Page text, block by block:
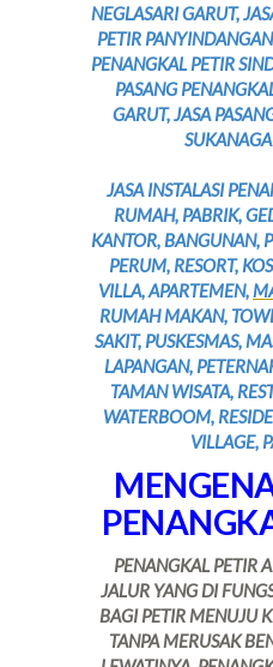
NEGLASARI GARUT,
PETIR
PENANGKAL PETIR
PASANG
GARUT, JASA
JASA INSTALASI
RUMAH, PABRIK,
KANTOR, BANGUNAN,
PERUM, RESORT,
VILLA, APARTEMEN,
RUMAH MAKAN,
SAKIT, PUSKESMAS,
LAPANGAN,
TAMAN WISATA,
WATERBOOM,
VILLAGE,
PENANGKAL PETIR
JALUR YANG DI
BAGI PETIR MENUJU
TANPA MERUSAK